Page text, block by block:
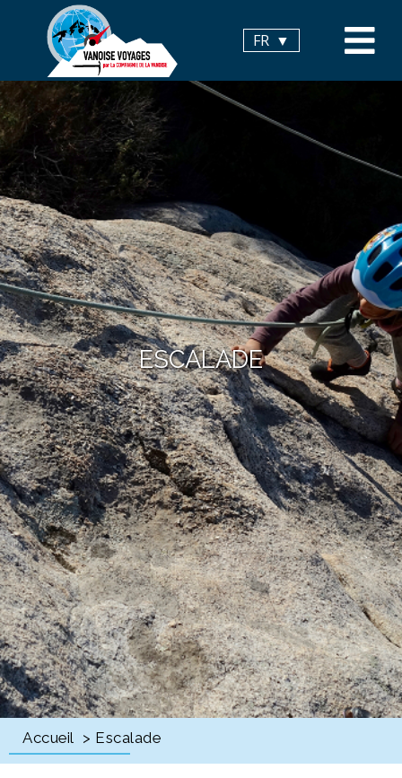
FR
ESCALADE
Accueil > Escalade
Panneau de gestion des cookies